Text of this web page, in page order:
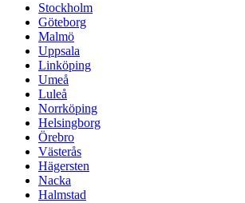
Stockholm
Göteborg
Malmö
Uppsala
Linköping
Umeå
Luleå
Norrköping
Helsingborg
Örebro
Västerås
Hägersten
Nacka
Halmstad